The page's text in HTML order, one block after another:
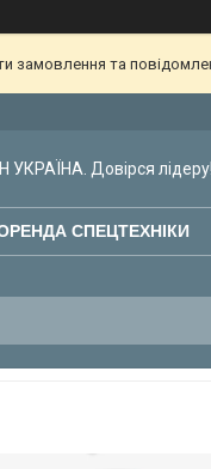
та
УКРАЇНА. Довірся лідеру!
СПЕЦТЕХНІКИ